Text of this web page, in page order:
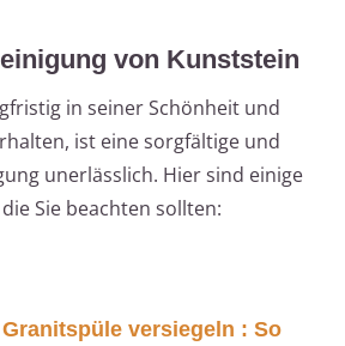
von Kunststein
in seiner Schönheit und
ist eine sorgfältige und
unerlässlich. Hier sind einige
Sie beachten sollten:
Granitspüle versiegeln : So